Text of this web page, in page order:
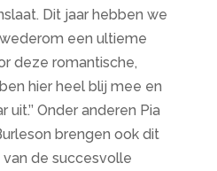
Dit jaar hebben we
een ultieme
deze romantische,
hier heel blij mee en
Onder anderen Pia
brengen ook dit
de succesvolle